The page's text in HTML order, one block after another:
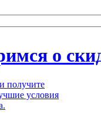
о
получите
условия